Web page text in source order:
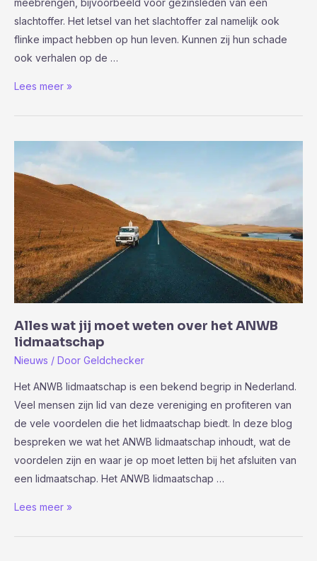
slachtoffer. Het letsel van het slachtoffer zal namelijk ook
flinke impact hebben op hun leven. Kunnen zij hun schade
ook verhalen op de …
Affectieschade;
van
voor
naasten
van
slachtoffers
Lees meer »
Alles wat jij moet weten over het ANWB
lidmaatschap
Nieuws / Door Geldchecker
Het ANWB lidmaatschap is een bekend begrip in Nederland.
Veel mensen zijn lid van deze vereniging en profiteren van
de vele voordelen die het lidmaatschap biedt. In deze blog
bespreken we wat het ANWB lidmaatschap inhoudt, wat de
voordelen zijn en waar je op moet letten bij het afsluiten van
een lidmaatschap. Het ANWB lidmaatschap …
Alles
Lees meer »